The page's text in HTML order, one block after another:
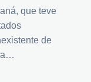
que teve
de